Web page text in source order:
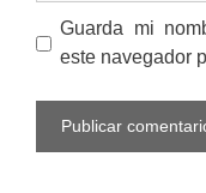
Guarda mi
este navegador